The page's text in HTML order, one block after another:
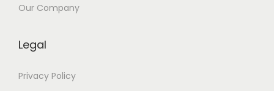
Our Company
Legal
Privacy Policy